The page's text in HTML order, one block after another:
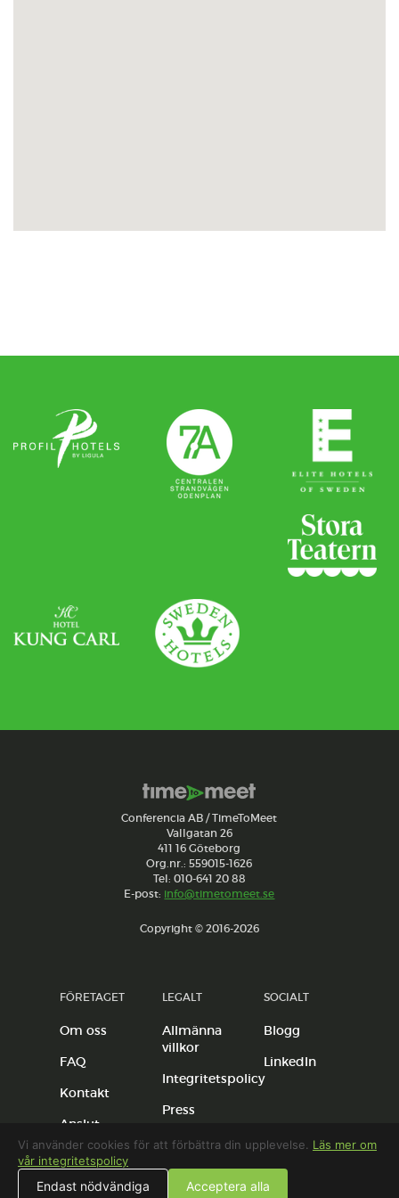
Vi använder cookies för att förbättra din upplevelse. Läs mer om
vår integritetspolicy
Endast nödvändiga Acceptera alla
Conferencia AB / TimeToMeet
Vallgatan 26
411 16 Göteborg
Org.nr.: 559015-1626
Tel: 010-641 20 88
E-post: info@timetomeet.se
Copyright © 2016-2026
FÖRETAGET
Om oss
FAQ
Kontakt
Anslut
anläggning
LEGALT
Allmänna
villkor
Integritetspolicy
Press
SOCIALT
Blogg
LinkedIn